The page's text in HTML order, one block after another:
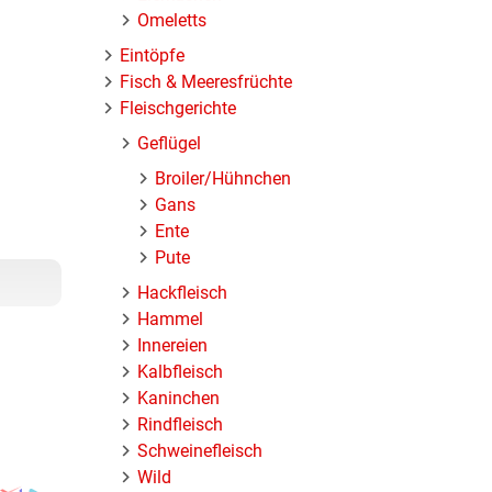
Omeletts
Eintöpfe
Fisch & Meeresfrüchte
Fleischgerichte
Geflügel
Broiler/Hühnchen
Gans
Ente
Pute
Hackfleisch
Hammel
Innereien
Kalbfleisch
Kaninchen
Rindfleisch
Schweinefleisch
Wild